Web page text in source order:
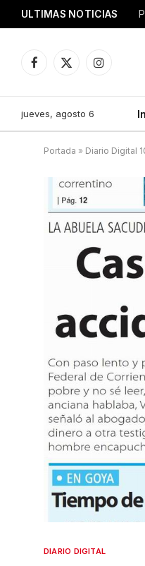
ULTIMAS NOTICIAS
Facebook
X
Instagram
jueves, agosto 6
Portada » Diario Digital
DIARIO DIGITAL